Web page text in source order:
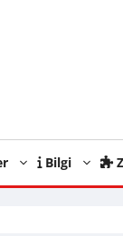
Bilgi